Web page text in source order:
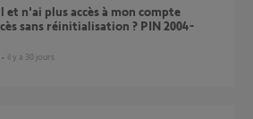
sans réinitialisation ? PIN 2004-
il y a 30 jours